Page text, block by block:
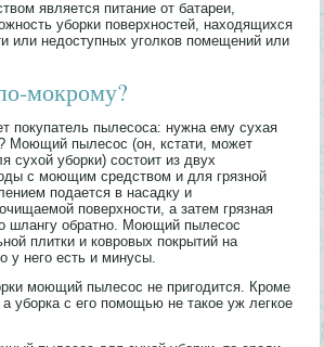
является питание от батареи,
уборки поверхностей, находящихся
или недоступных уголков помещений или
мокрому?
покупатель пылесоса: нужна ему сухая
Моющий пылесос (он, кстати, может
сухой уборки) состоит из двух
с моющим средством и для грязной
подается в насадку и
поверхности, а затем грязная
шлангу обратно. Моющий пылесос
плитки и ковровых покрытий на
у него есть и минусы.
моющий пылесос не пригодится. Кроме
а уборка с его помощью не такое уж легкое